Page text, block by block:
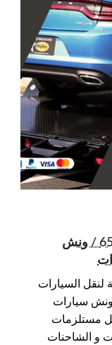
ونش اسطبلات الاحمدي / 65557275 / ونش
السيارات
سيارات
مستلزمات
و الشاحنات